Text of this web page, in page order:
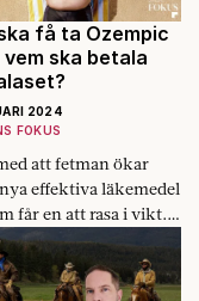
få ta Ozempic
vem ska betala
2024
FOKUS
att fetman ökar
effektiva läkemedel
får en att rasa i vikt.
är långt